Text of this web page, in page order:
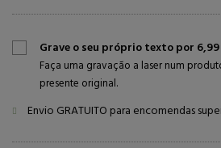
Grave o seu próprio texto por
Faça uma gravação a laser num
presente original.
Envio GRATUITO para encomendas